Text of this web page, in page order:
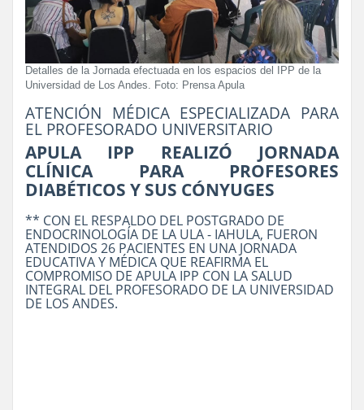
Detalles de la Jornada efectuada en los espacios del IPP de la
Universidad de Los Andes. Foto: Prensa Apula
ATENCIÓN MÉDICA ESPECIALIZADA PARA
EL PROFESORADO UNIVERSITARIO
APULA IPP REALIZÓ JORNADA
CLÍNICA PARA PROFESORES
DIABÉTICOS Y SUS CÓNYUGES
** CON EL RESPALDO DEL POSTGRADO DE
ENDOCRINOLOGÍA DE LA ULA - IAHULA, FUERON
ATENDIDOS 26 PACIENTES EN UNA JORNADA
EDUCATIVA Y MÉDICA QUE REAFIRMA EL
COMPROMISO DE APULA IPP CON LA SALUD
INTEGRAL DEL PROFESORADO DE LA UNIVERSIDAD
DE LOS ANDES.